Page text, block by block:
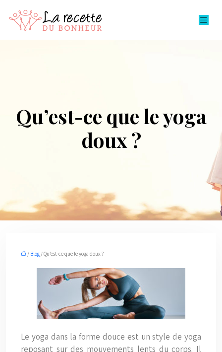
Qu’est-ce que le yoga
doux ?
/ Blog / Qu’est-ce que le yoga doux ?
Le yoga dans la forme douce est un style de yoga
reposant sur des mouvements lents du corps. Il